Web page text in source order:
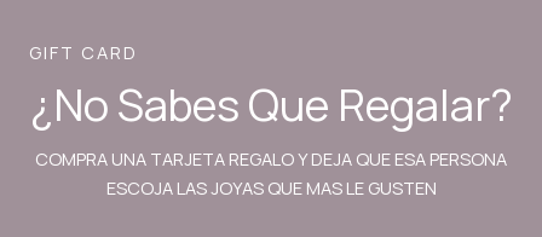
GIFT CARD
¿No Sabes Que Regalar?
COMPRA UNA TARJETA REGALO Y DEJA QUE ESA PERSONA
ESCOJA LAS JOYAS QUE MAS LE GUSTEN